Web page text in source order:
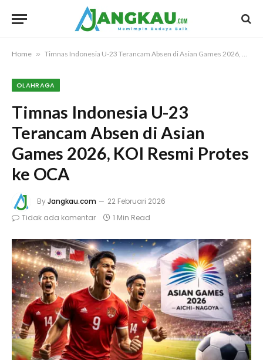
Home » Timnas Indonesia U-23 Terancam Absen di Asian Games 2026, KOI Resmi Protes ke OCA
OLAHRAGA
Timnas Indonesia U-23
Terancam Absen di Asian
Games 2026, KOI Resmi Protes
ke OCA
ByJangkau.com
22 Februari 2026
Tidak ada komentar
1 Min Read